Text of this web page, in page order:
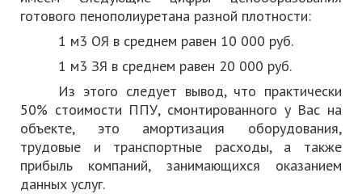
готового пенополиуретана разной плотности:
1 м3 ОЯ в среднем равен 10 000 руб.
1 м3 ЗЯ в среднем равен 20 000 руб.
Из этого следует вывод, что практически
50% стоимости ППУ, смонтированного у Вас на
объекте, это амортизация оборудования,
трудовые и транспортные расходы, а также
прибыль компаний, занимающихся оказанием
данных услуг.